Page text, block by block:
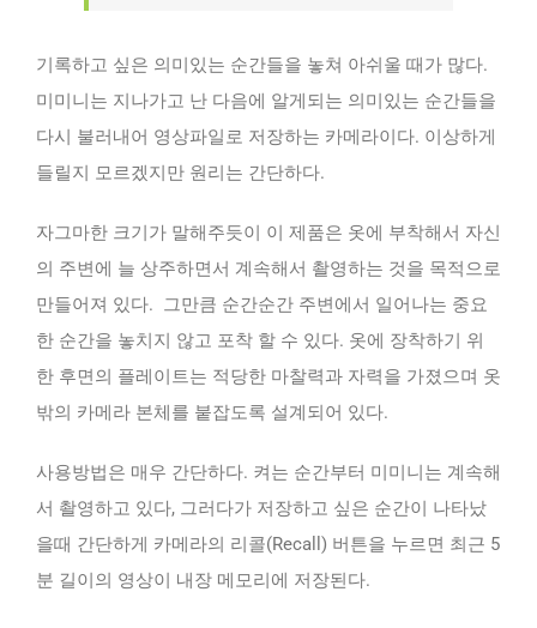
기록하고 싶은 의미있는 순간들을 놓쳐 아쉬울 때가 많다.
미미니는 지나가고 난 다음에 알게되는 의미있는 순간들을
다시 불러내어 영상파일로 저장하는 카메라이다. 이상하게
들릴지 모르겠지만 원리는 간단하다.
자그마한 크기가 말해주듯이 이 제품은 옷에 부착해서 자신
의 주변에 늘 상주하면서 계속해서 촬영하는 것을 목적으로
만들어져 있다. 그만큼 순간순간 주변에서 일어나는 중요
한 순간을 놓치지 않고 포착 할 수 있다. 옷에 장착하기 위
한 후면의 플레이트는 적당한 마찰력과 자력을 가졌으며 옷
밖의 카메라 본체를 붙잡도록 설계되어 있다.
사용방법은 매우 간단하다. 켜는 순간부터 미미니는 계속해
서 촬영하고 있다, 그러다가 저장하고 싶은 순간이 나타났
을때 간단하게 카메라의 리콜(Recall) 버튼을 누르면 최근 5
분 길이의 영상이 내장 메모리에 저장된다.